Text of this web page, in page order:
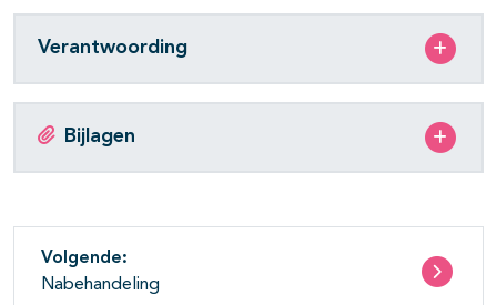
Verantwoording
Bijlagen
Volgende:
Nabehandeling